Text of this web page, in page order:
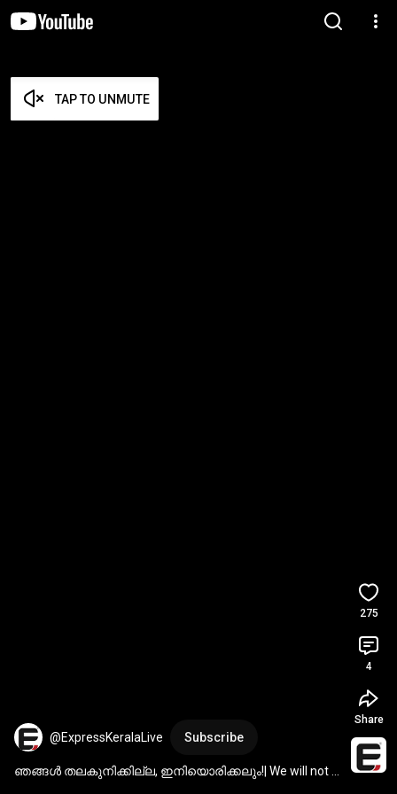
TAP TO UNMUTE
@ExpressKeralaLive Subscribe
ഞങ്ങൾ തലകുനിക്കില്ല, ഇനിയൊരിക്കലും!| We will not
275
4
Share